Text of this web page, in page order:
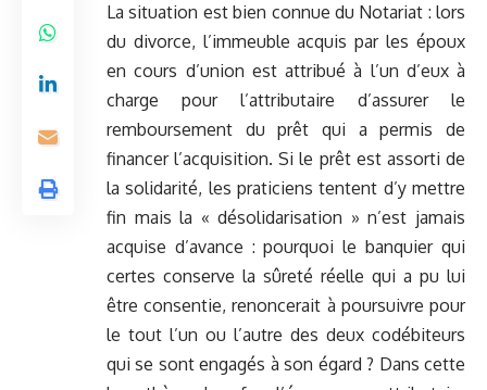
La situation est bien connue du Notariat : lors
du divorce, l’immeuble acquis par les époux
en cours d’union est attribué à l’un d’eux à
charge pour l’attributaire d’assurer le
remboursement du prêt qui a permis de
financer l’acquisition. Si le prêt est assorti de
la solidarité, les praticiens tentent d’y mettre
fin mais la « désolidarisation » n’est jamais
acquise d’avance : pourquoi le banquier qui
certes conserve la sûreté réelle qui a pu lui
être consentie, renoncerait à poursuivre pour
le tout l’un ou l’autre des deux codébiteurs
qui se sont engagés à son égard ? Dans cette